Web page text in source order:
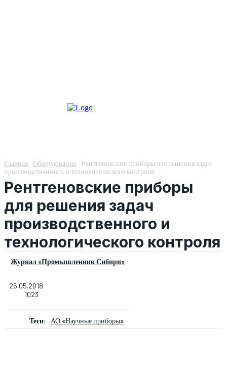
Главная Оборудование
Рентгеновские приборы для решения задач
производственного и технологического контроля
Рентгеновские приборы
для решения задач
производственного и
технологического контроля
Журнал «Промышленник Сибири»
25.05.2018
1023
Теги: АО «Научные приборы»